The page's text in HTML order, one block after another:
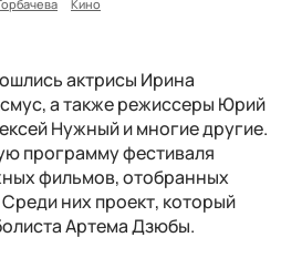
Кино
актрисы Ирина
а также режиссеры Юрий
Нужный и многие другие.
программу фестиваля
фильмов, отобранных
них проект, который
Артема Дзюбы.